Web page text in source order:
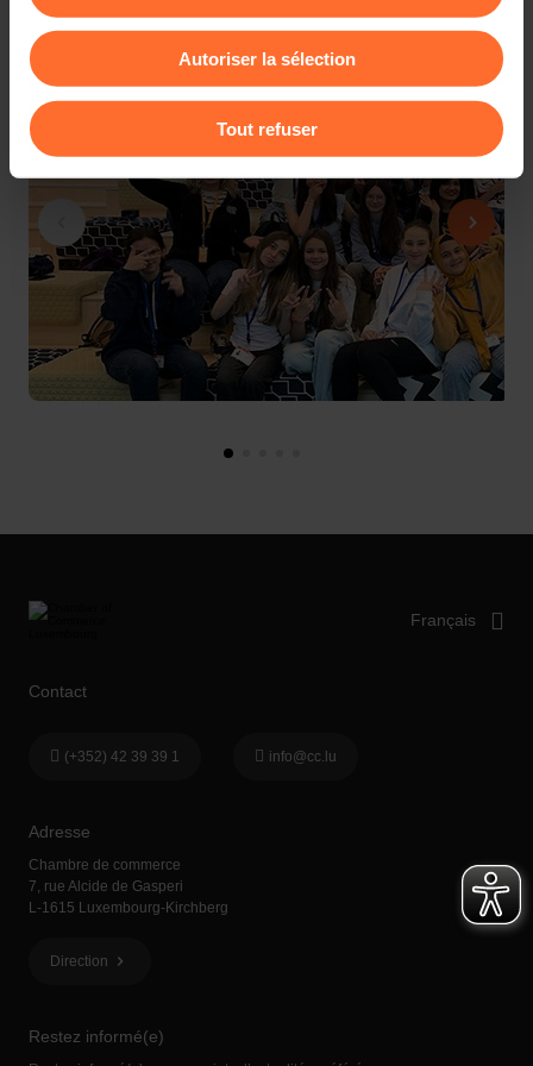
consentement à tout moment en cliquant sur l’icône
flottante en bas à gauche de chaque page.
Pour de plus amples informations sur la manière dont
nous utilisons lescookies et sommes amenés à traiter
vos données personnelles, vous pouvez consulter notre
Charte d’usage des cookieset notrePolitique de
protection des données personnelles
Autoriser la sélection
Tout refuser
Restez informé(e)
Adresse
Chambre de commerce
7, rue Alcide de Gasperi
L-1615 Luxembourg-Kirchberg
Direction
Contact
(+352) 42 39 39 1 info@cc.lu